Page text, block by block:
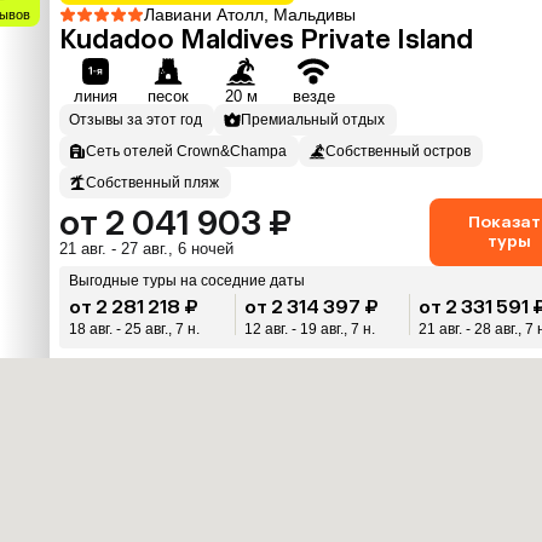
Лавиани Атолл, Мальдивы
Kudadoo Maldives Private Island
линия песок 20 м везде
Отзывы за этот год
Премиальный отдых
Сеть отелей Crown&Champa
Собственный остров
Собственный пляж
от 2 041 903 ₽
21 авг. - 27 авг., 6 ночей
туры
Выгодные туры на соседние даты
от 2 281 218 ₽
18 авг. - 25 авг., 7 н.
от 2 314 397 ₽
12 авг. - 19 авг., 7 н.
от 2 331 591
21 авг. - 28 авг., 7